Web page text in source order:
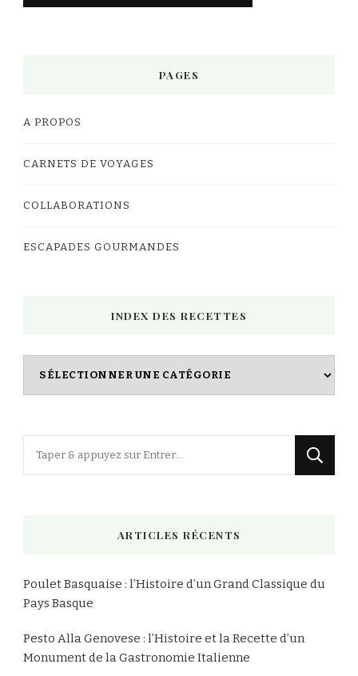
PAGES
A PROPOS
CARNETS DE VOYAGES
COLLABORATIONS
ESCAPADES GOURMANDES
INDEX DES RECETTES
Index
ARTICLES RÉCENTS
Poulet Basquaise : l’Histoire d’un Grand Classique du
Pays Basque
Pesto Alla Genovese : l’Histoire et la Recette d’un
Monument de la Gastronomie Italienne